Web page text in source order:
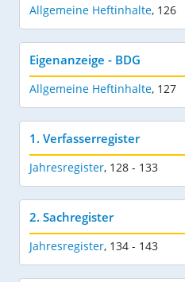
Allgemeine Heftinhalte, 126
Eigenanzeige - BDG
Allgemeine Heftinhalte, 127
1. Verfasserregister
Jahresregister, 128 - 133
2. Sachregister
Jahresregister, 134 - 143